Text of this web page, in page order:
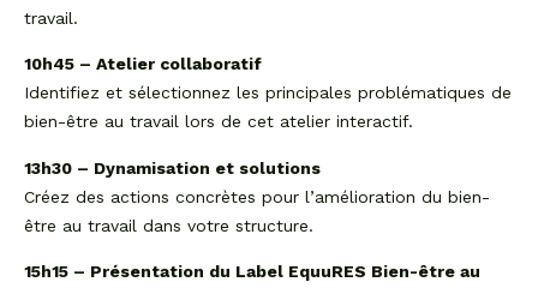
travail.
10h45 – Atelier collaboratif
Identifiez et sélectionnez les principales problématiques de
bien-être au travail lors de cet atelier interactif.
13h30 – Dynamisation et solutions
Créez des actions concrètes pour l’amélioration du bien-
être au travail dans votre structure.
15h15 – Présentation du Label EquuRES Bien-être au